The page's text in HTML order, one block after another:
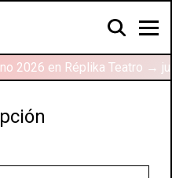
2026 en Réplika Teatro →